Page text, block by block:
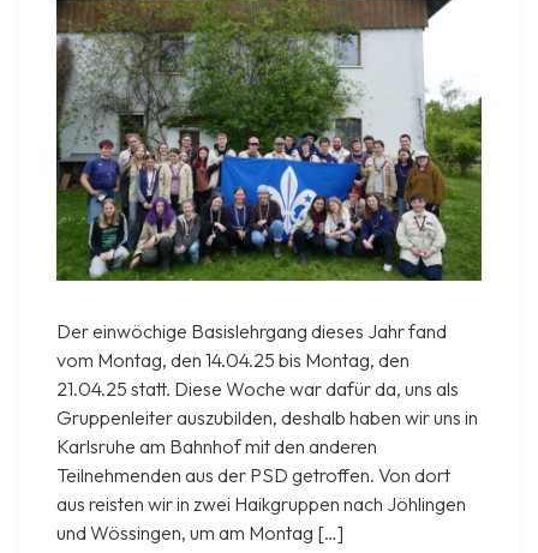
Der einwöchige Basislehrgang dieses Jahr fand
vom Montag, den 14.04.25 bis Montag, den
21.04.25 statt. Diese Woche war dafür da, uns als
Gruppenleiter auszubilden, deshalb haben wir uns in
Karlsruhe am Bahnhof mit den anderen
Teilnehmenden aus der PSD getroffen. Von dort
aus reisten wir in zwei Haikgruppen nach Jöhlingen
und Wössingen, um am Montag […]